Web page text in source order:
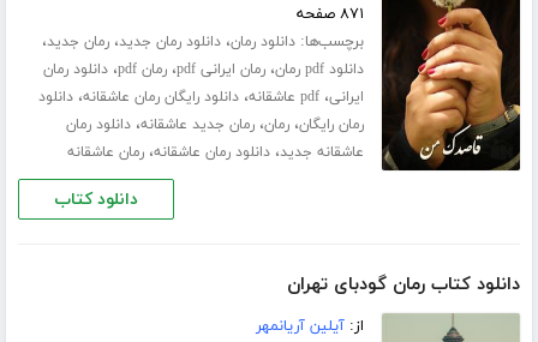
۸۷۱ صفحه
برچسب‌ها:دانلود رمان،دانلود رمان جدید،رمان جدید،
دانلود pdf رمان ،رمان ایرانی pdf ،رمان pdf ،دانلود رمان
ایرانی،pdf عاشقانه ،دانلود رایگان رمان عاشقانه،دانلود
رمان رایگان،رمان،رمان جدید عاشقانه،دانلود رمان
عاشقانه جدید،دانلود رمان عاشقانه،رمان عاشقانه
دانلود کتاب
دانلود کتاب رمان گودبای تهران
از:آیلین آریانمهر